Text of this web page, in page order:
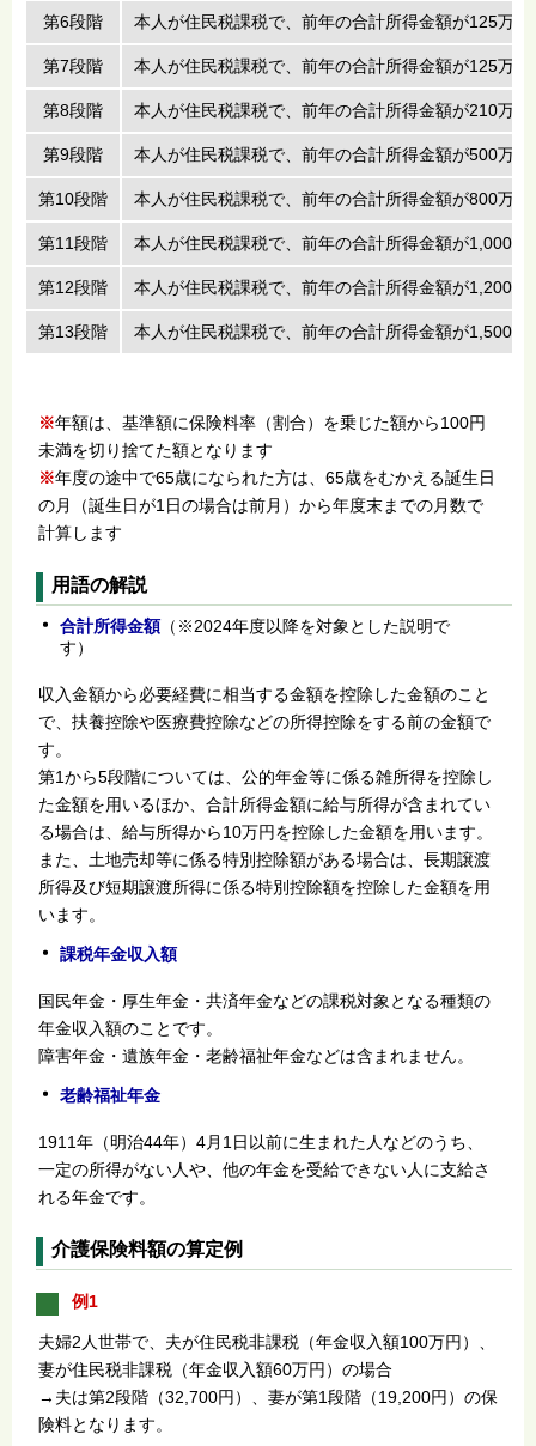
第6段階 本人が住民税課税で、前年の合計所得金額が125万円
第7段階 本人が住民税課税で、前年の合計所得金額が125万
第8段階 本人が住民税課税で、前年の合計所得金額が210万
第9段階 本人が住民税課税で、前年の合計所得金額が500万
第10段階 本人が住民税課税で、前年の合計所得金額が800万
第11段階 本人が住民税課税で、前年の合計所得金額が1,000万
第12段階 本人が住民税課税で、前年の合計所得金額が1,200万
第13段階 本人が住民税課税で、前年の合計所得金額が1,500万
※年額は、基準額に保険料率（割合）を乗じた額から100円
未満を切り捨てた額となります
※年度の途中で65歳になられた方は、65歳をむかえる誕生日
の月（誕生日が1日の場合は前月）から年度末までの月数で
計算します
用語の解説
合計所得金額（※2024年度以降を対象とした説明で
す）
収入金額から必要経費に相当する金額を控除した金額のこと
で、扶養控除や医療費控除などの所得控除をする前の金額で
す。
第1から5段階については、公的年金等に係る雑所得を控除し
た金額を用いるほか、合計所得金額に給与所得が含まれてい
る場合は、給与所得から10万円を控除した金額を用います。
また、土地売却等に係る特別控除額がある場合は、長期譲渡
所得及び短期譲渡所得に係る特別控除額を控除した金額を用
います。
課税年金収入額
国民年金・厚生年金・共済年金などの課税対象となる種類の
年金収入額のことです。
障害年金・遺族年金・老齢福祉年金などは含まれません。
老齢福祉年金
1911年（明治44年）4月1日以前に生まれた人などのうち、
一定の所得がない人や、他の年金を受給できない人に支給さ
れる年金です。
介護保険料額の算定例
例1
夫婦2人世帯で、夫が住民税非課税（年金収入額100万円）、
妻が住民税非課税（年金収入額60万円）の場合
→夫は第2段階（32,700円）、妻が第1段階（19,200円）の保
険料となります。